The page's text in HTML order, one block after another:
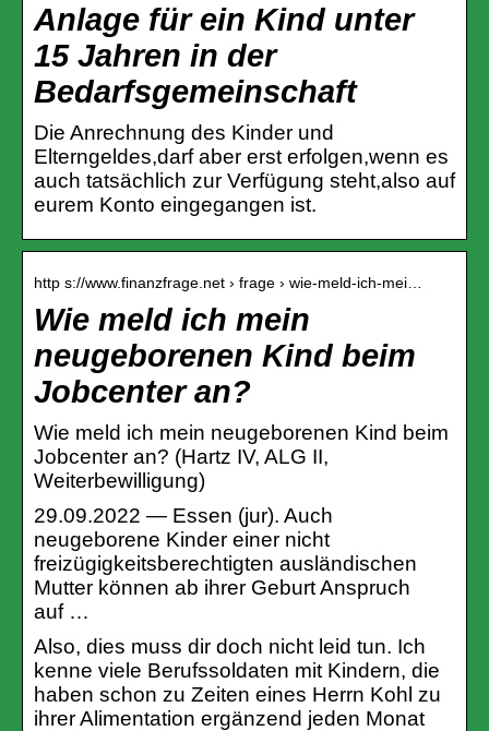
Anlage für ein Kind unter
15 Jahren in der
Bedarfsgemeinschaft
Die Anrechnung des Kinder und
Elterngeldes,darf aber erst erfolgen,wenn es
auch tatsächlich zur Verfügung steht,also auf
eurem Konto eingegangen ist.
http s://www.finanzfrage.net › frage › wie-meld-ich-mei…
Wie meld ich mein
neugeborenen Kind beim
Jobcenter an?
Wie meld ich mein neugeborenen Kind beim
Jobcenter an? (Hartz IV, ALG II,
Weiterbewilligung)
29.09.2022 — Essen (jur). Auch
neugeborene Kinder einer nicht
freizügigkeitsberechtigten ausländischen
Mutter können ab ihrer Geburt Anspruch
auf …
Also, dies muss dir doch nicht leid tun. Ich
kenne viele Berufssoldaten mit Kindern, die
haben schon zu Zeiten eines Herrn Kohl zu
ihrer Alimentation ergänzend jeden Monat